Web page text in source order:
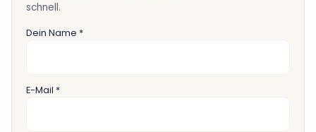
schnell.
Dein Name *
E-Mail *